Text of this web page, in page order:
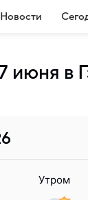
Новости
июня в
Утром